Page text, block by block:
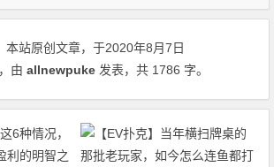
本站原创文章，于2020年8月7日
，由allnewpuke 发表，共 1786 字。